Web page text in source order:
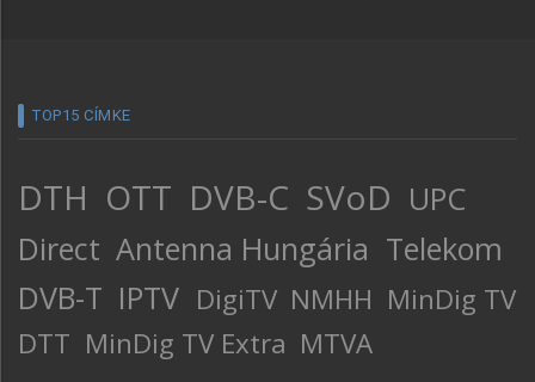
TOP15 CÍMKE
DTH OTT DVB-C SVoD UPC
Direct Antenna Hungária Telekom
DVB-T IPTV DigiTV NMHH MinDig TV
DTT MinDig TV Extra MTVA